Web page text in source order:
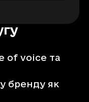
of voice та
бренду як